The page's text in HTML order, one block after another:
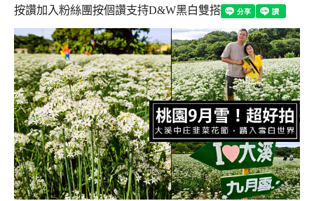
按讚加入粉絲團按個讚支持D&W黑白雙搭